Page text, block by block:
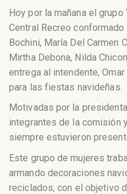
Hoy por la mañana el grupo
Central Recreo conformado
Bochini, María Del Carmen
Mirtha Debona, Nilda
entrega al intendente,
para las fiestas navideñas.
Motivadas por la
integrantes de la comisión
siempre estuvieron
Este grupo de mujeres
armando decoraciones
reciclados, con el objetivo